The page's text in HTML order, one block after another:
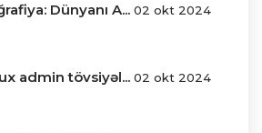
Dünyanı A... 02 okt 2024
admin tövsiyəl... 02 okt 2024